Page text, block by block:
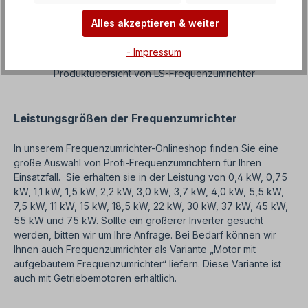
Produktübersicht von LS-Frequenzumrichter
Leistungsgrößen der Frequenzumrichter
In unserem Frequenzumrichter-Onlineshop finden Sie eine
große Auswahl von Profi-Frequenzumrichtern für Ihren
Einsatzfall. Sie erhalten sie in der Leistung von 0,4 kW, 0,75
kW, 1,1 kW, 1,5 kW, 2,2 kW, 3,0 kW, 3,7 kW, 4,0 kW, 5,5 kW,
7,5 kW, 11 kW, 15 kW, 18,5 kW, 22 kW, 30 kW, 37 kW, 45 kW,
55 kW und 75 kW. Sollte ein größerer Inverter gesucht
werden, bitten wir um Ihre Anfrage. Bei Bedarf können wir
Ihnen auch Frequenzumrichter als Variante „Motor mit
aufgebautem Frequenzumrichter“ liefern. Diese Variante ist
auch mit Getriebemotoren erhältlich.
Alles akzeptieren & weiter
- Impressum